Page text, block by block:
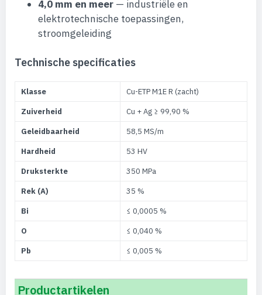
4,0 mm en meer — industriële en
elektrotechnische toepassingen,
stroomgeleiding
Technische specificaties
Klasse
Cu-ETP M1E R (zacht)
Zuiverheid
Cu + Ag ≥ 99,90 %
Geleidbaarheid
58,5 MS/m
Hardheid
53 HV
Druksterkte
350 MPa
Rek (A)
35 %
Bi
≤ 0,0005 %
O
≤ 0,040 %
Pb
≤ 0,005 %
Productartikelen